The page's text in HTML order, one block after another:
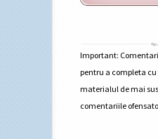
Important:
pentru a completa
materialul de mai
comentariile